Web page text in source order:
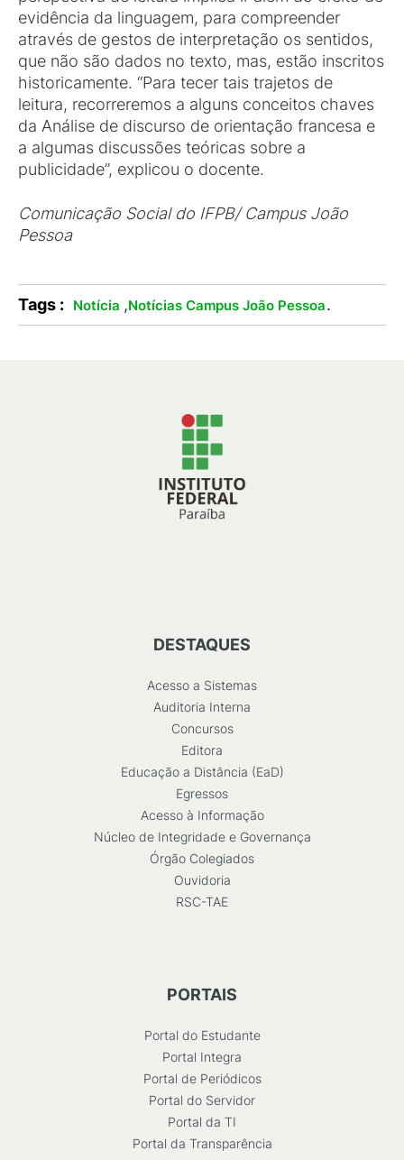
evidência da linguagem, para compreender
através de gestos de interpretação os sentidos,
que não são dados no texto, mas, estão inscritos
historicamente. “Para tecer tais trajetos de
leitura, recorreremos a alguns conceitos chaves
da Análise de discurso de orientação francesa e
a algumas discussões teóricas sobre a
publicidade”, explicou o docente.
Comunicação Social do IFPB/ Campus João
Pessoa
Tags : Notícia ,Notícias Campus João Pessoa.
DESTAQUES
Acesso a Sistemas
Auditoria Interna
Concursos
Editora
Educação a Distância (EaD)
Egressos
Acesso à Informação
Núcleo de Integridade e Governança
Órgão Colegiados
Ouvidoria
RSC-TAE
PORTAIS
Portal do Estudante
Portal Integra
Portal de Periódicos
Portal do Servidor
Portal da TI
Portal da Transparência